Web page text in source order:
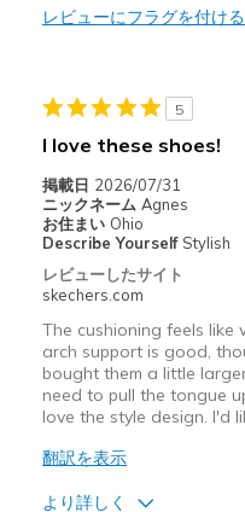
商品が期待と異なったレビ
以下に最適
12 hour shifts
Workout
Width
Feels
Sizing
View On Shoes
レビューにフラグを付ける
5
I love these shoes!
掲載日 2026/07/31
ニックネーム Agnes
お住まい Ohio
Describe Yourself Stylish
レビューしたサイト
skechers.com
The cushioning feels like
arch support is good,
bought them a little
need to pull the tongue
love the style design. I'd
翻訳を表示
より詳しく